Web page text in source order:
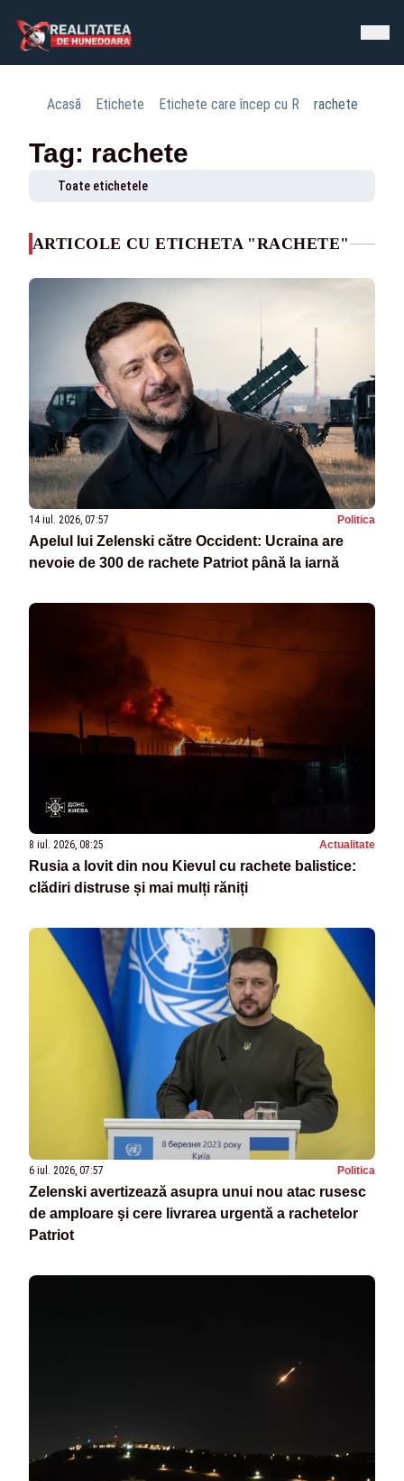
Acasă Etichete Etichete care încep cu R rachete
Tag: rachete
Toate etichetele
ARTICOLE CU ETICHETA "RACHETE"
14 iul. 2026, 07:57 Politica
Apelul lui Zelenski către Occident: Ucraina are
nevoie de 300 de rachete Patriot până la iarnă
8 iul. 2026, 08:25 Actualitate
Rusia a lovit din nou Kievul cu rachete balistice:
clădiri distruse și mai mulți răniți
6 iul. 2026, 07:57 Politica
Zelenski avertizează asupra unui nou atac rusesc
de amploare şi cere livrarea urgentă a rachetelor
Patriot